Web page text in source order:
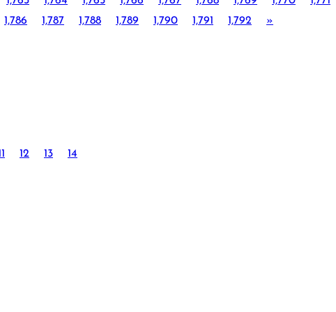
1,786 1,787 1,788 1,789 1,790 1,791 1,792 »
12 13 14